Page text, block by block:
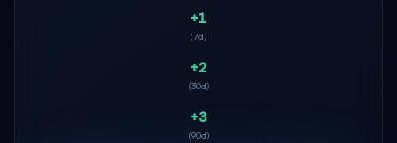
+1
(7d)
+2
(30d)
+3
(90d)